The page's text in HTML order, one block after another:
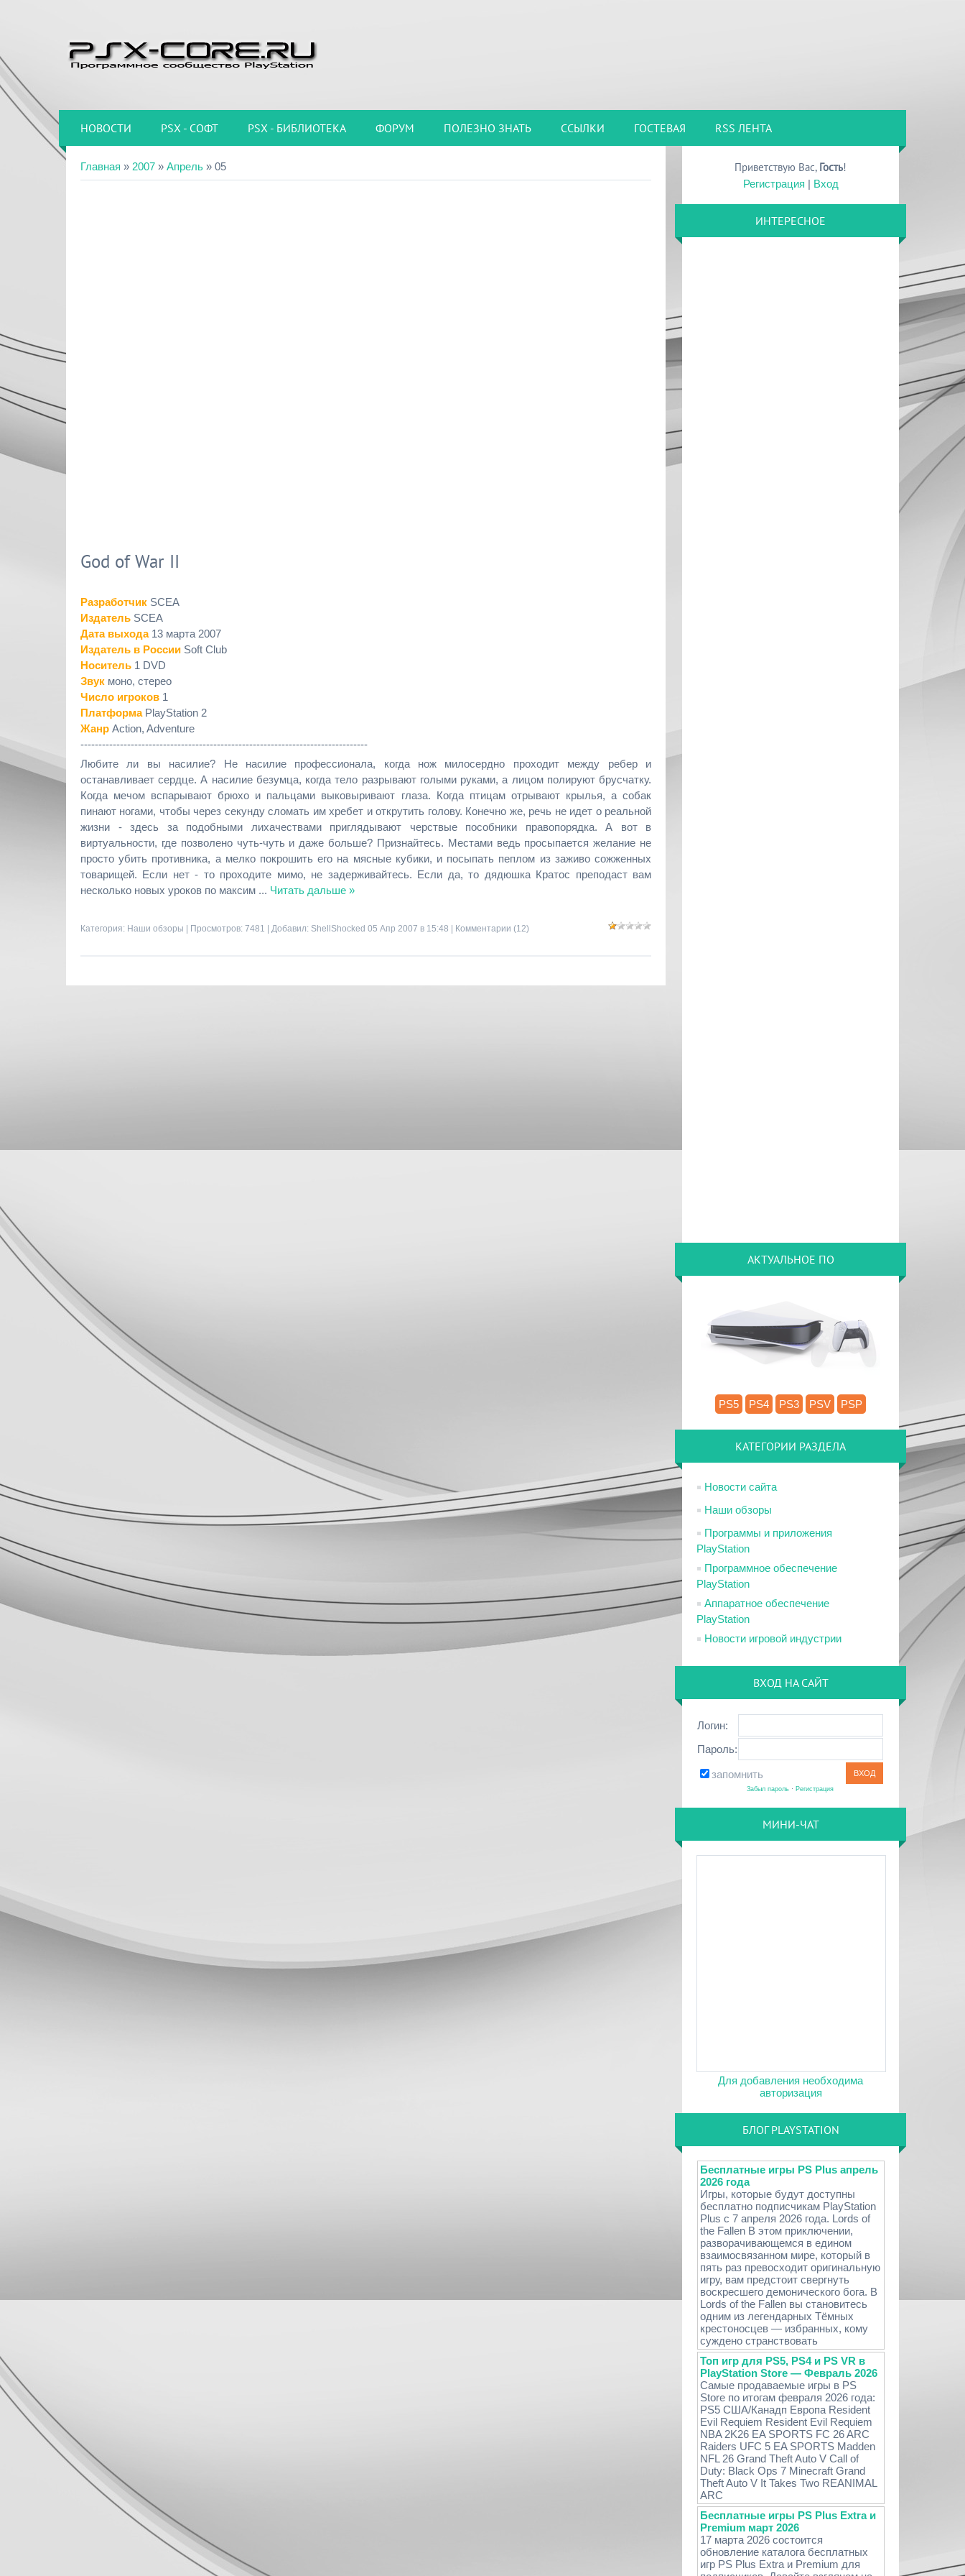
НОВОСТИ PSX - СОФТ PSX - БИБЛИОТЕКА ФОРУМ ПОЛЕЗНО ЗНАТЬ ССЫЛКИ ГОСТЕВАЯ RSS ЛЕНТА
Главная » 2007 » Апрель » 05
God of War II
Разработчик SCEA
Издатель SCEA
Дата выхода13 марта 2007
Издатель в России Soft Club
Носитель 1 DVD
Звук моно, стерео
Число игроков 1
ПлатформаPlayStation 2
Жанр Action, Adventure
--------------------------------------------------------------------------------
Любите ли вы насилие? Не насилие профессионала, когда нож милосердно проходит между ребер и
останавливает сердце. А насилие безумца, когда тело разрывают голыми руками, а лицом полируют брусчатку.
Когда мечом вспарывают брюхо и пальцами выковыривают глаза. Когда птицам отрывают крылья, а собак
пинают ногами, чтобы через секунду сломать им хребет и открутить голову. Конечно же, речь не идет о реальной
жизни - здесь за подобными лихачествами приглядывают черствые пособники правопорядка. А вот в
виртуальности, где позволено чуть-чуть и даже больше? Признайтесь. Местами ведь просыпается желание не
просто убить противника, а мелко покрошить его на мясные кубики, и посыпать пеплом из заживо сожженных
товарищей. Если нет - то проходите мимо, не задерживайтесь. Если да, то дядюшка Кратос преподаст вам
несколько новых уроков по максим ... Читать дальше »
Категория: Наши обзоры | Просмотров: 7481 | Добавил: ShellShocked 05 Апр 2007 в 15:48 | Комментарии (12)
Приветствую Вас, Гость!
Регистрация | Вход
ИНТЕРЕСНОЕ
АКТУАЛЬНОЕ ПО
PS5 PS4 PS3 PSV PSP
КАТЕГОРИИ РАЗДЕЛА
Новости сайта
Наши обзоры
Программы и приложения
PlayStation
Программное обеспечение
PlayStation
Аппаратное обеспечение
PlayStation
Новости игровой индустрии
ВХОД НА САЙТ
Логин:
Пароль:
запомнить
Забыл пароль · Регистрация
МИНИ-ЧАТ
Для добавления необходима
авторизация
БЛОГ PLAYSTATION
Бесплатные игры PS Plus апрель
2026 года
Игры, которые будут доступны
бесплатно подписчикам PlayStation
Plus с 7 апреля 2026 года. Lords of
the Fallen В этом приключении,
разворачивающемся в едином
взаимосвязанном мире, который в
пять раз превосходит оригинальную
игру, вам предстоит свергнуть
воскресшего демонического бога. В
Lords of the Fallen вы становитесь
одним из легендарных Тёмных
крестоносцев — избранных, кому
суждено странствовать
Топ игр для PS5, PS4 и PS VR в
PlayStation Store — Февраль 2026
Самые продаваемые игры в PS
Store по итогам февраля 2026 года:
PS5 США/Канадп Европа Resident
Evil Requiem Resident Evil Requiem
NBA 2K26 EA SPORTS FC 26 ARC
Raiders UFC 5 EA SPORTS Madden
NFL 26 Grand Theft Auto V Call of
Duty: Black Ops 7 Minecraft Grand
Theft Auto V It Takes Two REANIMAL
ARC
Бесплатные игры PS Plus Extra и
Premium март 2026
17 марта 2026 состоится
обновление каталога бесплатных
игр PS Plus Extra и Premium для